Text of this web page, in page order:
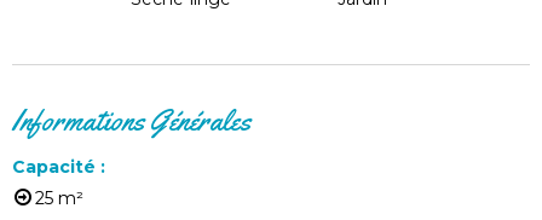
Informations Générales
Capacité :
25 m²